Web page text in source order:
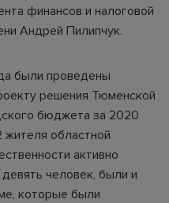
финансов и налоговой
Андрей Пилипчук.
были проведены
решения Тюменской
бюджета за 2020
жителя областной
активно
человек, были и
которые были